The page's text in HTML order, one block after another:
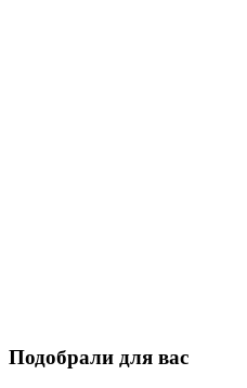
Подобрали для вас